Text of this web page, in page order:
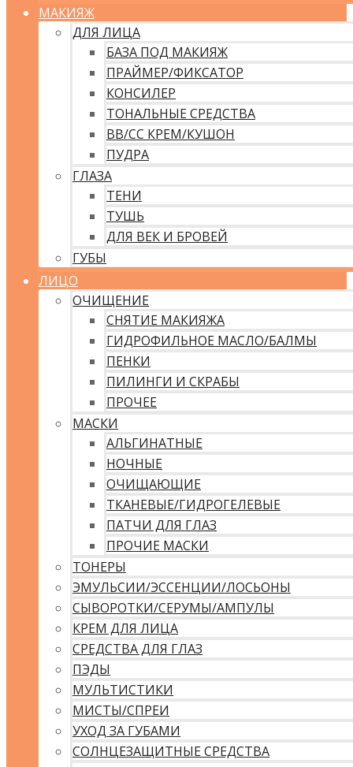
МАКИЯЖ
ДЛЯ ЛИЦА
БАЗА ПОД МАКИЯЖ
ПРАЙМЕР/ФИКСАТОР
КОНСИЛЕР
ТОНАЛЬНЫЕ СРЕДСТВА
ВВ/CC КРЕМ/КУШОН
ПУДРА
ГЛАЗА
ТЕНИ
ТУШЬ
ДЛЯ ВЕК И БРОВЕЙ
ГУБЫ
ЛИЦО
ОЧИЩЕНИЕ
СНЯТИЕ МАКИЯЖА
ГИДРОФИЛЬНОЕ МАСЛО/БАЛМЫ
ПЕНКИ
ПИЛИНГИ И СКРАБЫ
ПРОЧЕЕ
МАСКИ
АЛЬГИНАТНЫЕ
НОЧНЫЕ
ОЧИЩАЮЩИЕ
ТКАНЕВЫЕ/ГИДРОГЕЛЕВЫЕ
ПАТЧИ ДЛЯ ГЛАЗ
ПРОЧИЕ МАСКИ
ТОНЕРЫ
ЭМУЛЬСИИ/ЭССЕНЦИИ/ЛОСЬОНЫ
СЫВОРОТКИ/СЕРУМЫ/АМПУЛЫ
КРЕМ ДЛЯ ЛИЦА
СРЕДСТВА ДЛЯ ГЛАЗ
ПЭДЫ
МУЛЬТИСТИКИ
МИСТЫ/СПРЕИ
УХОД ЗА ГУБАМИ
СОЛНЦЕЗАЩИТНЫЕ СРЕДСТВА